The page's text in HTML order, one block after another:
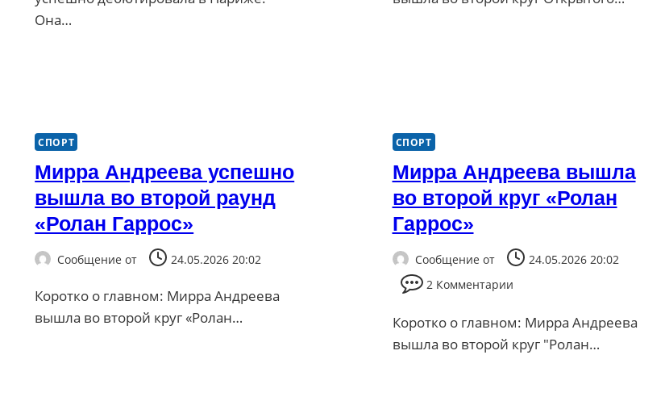
Она…
СПОРТ
Мирра Андреева успешно
вышла во второй раунд
«Ролан Гаррос»
Сообщение от 24.05.2026 20:02
Коротко о главном: Мирра Андреева
вышла во второй круг «Ролан…
СПОРТ
Мирра Андреева вышла
во второй круг «Ролан
Гаррос»
Сообщение от
24.05.2026 20:02
2 Комментарии
Коротко о главном: Мирра Андреева
вышла во второй круг "Ролан…